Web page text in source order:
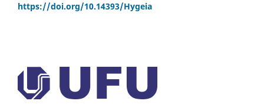
https://doi.org/10.14393/Hygeia